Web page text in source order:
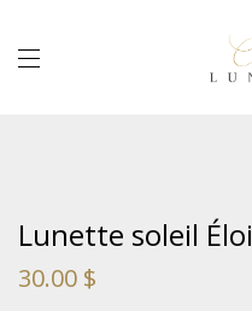
Lunette soleil Éloi
30.00 $